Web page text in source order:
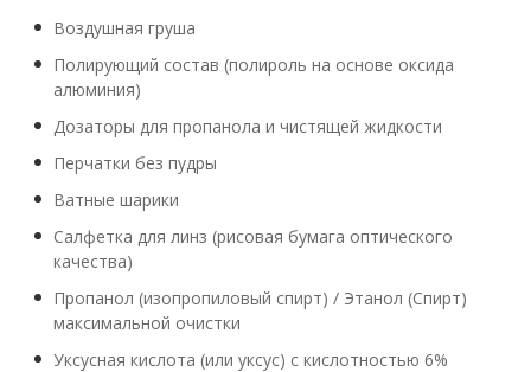
Воздушная груша
Полирующий состав (полироль на основе оксида
алюминия)
Дозаторы для пропанола и чистящей жидкости
Перчатки без пудры
Ватные шарики
Салфетка для линз (рисовая бумага оптического
качества)
Пропанол (изопропиловый спирт) / Этанол (Спирт)
максимальной очистки
Уксусная кислота (или уксус) с кислотностью 6%